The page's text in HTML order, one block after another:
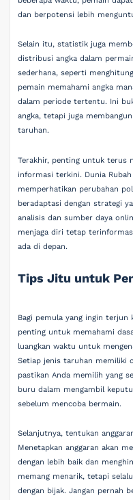
dan berpotensi lebih
Selain itu, statistik juga
distribusi angka dalam
sederhana, seperti
pemain memahami angka
dalam periode tertentu. Ini
angka, tetapi juga
taruhan.
Terakhir, penting untuk terus
informasi terkini. Dunia
memperhatikan perubahan
beradaptasi dengan strategi
analisis dan sumber daya
menjaga diri tetap
ada di depan.
Tips Jitu untuk
Bagi pemula yang ingin terjun
penting untuk memahami
luangkan waktu untuk
Setiap jenis taruhan memiliki
pastikan Anda memilih yang
buru dalam mengambil
sebelum mencoba bermain.
Selanjutnya, tentukan
Menetapkan anggaran akan
dengan lebih baik dan
memang menarik, tetapi
dengan bijak. Jangan pernah